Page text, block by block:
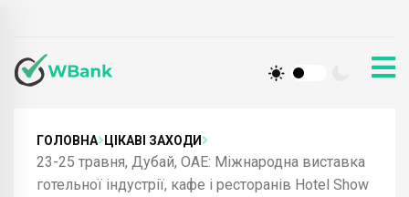
ГОЛОВНА ЦІКАВІ ЗАХОДИ
23-25 травня, Дубай, ОАЕ: Міжнародна виставка
готельної індустрії, кафе і ресторанів Hotel Show